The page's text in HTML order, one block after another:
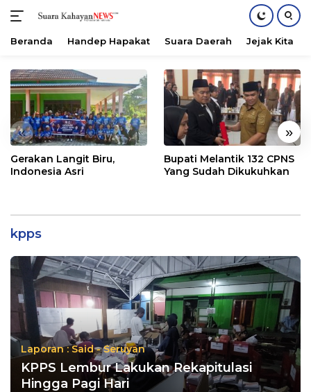
konten
Beranda Handep Hapakat Suara Daerah Jejak Kita
« »
Gerakan Langit Biru,
Indonesia Asri
Bupati Melantik 132 CPNS
Yang Sudah Dikukuhkan
kpps
Laporan : Said - Seruyan
KPPS Lembur Lakukan Rekapitulasi
Hingga Pagi Hari